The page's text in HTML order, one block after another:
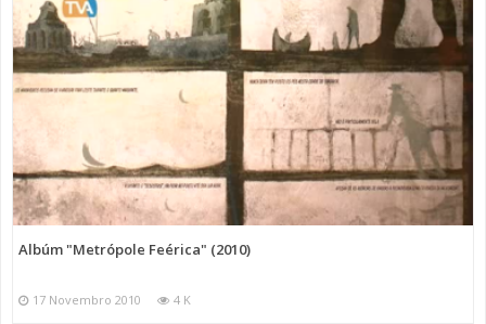
Albúm "Metrópole Feérica" (2010)
17 Novembro 2010 4 K